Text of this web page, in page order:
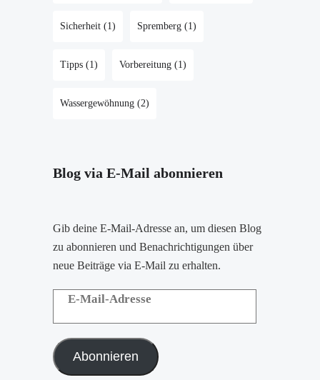
Sicherheit (1) Spremberg (1)
Tipps (1) Vorbereitung (1)
Wassergewöhnung (2)
Blog via E-Mail abonnieren
Gib deine E-Mail-Adresse an, um diesen Blog
zu abonnieren und Benachrichtigungen über
neue Beiträge via E-Mail zu erhalten.
Abonnieren